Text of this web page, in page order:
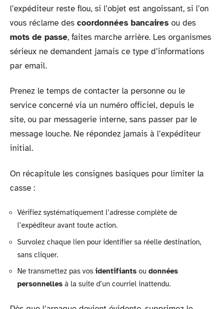
l’expéditeur reste flou, si l’objet est angoissant, si l’on
vous réclame des coordonnées bancaires ou des
mots de passe, faites marche arrière. Les organismes
sérieux ne demandent jamais ce type d’informations
par email.
Prenez le temps de contacter la personne ou le
service concerné via un numéro officiel, depuis le
site, ou par messagerie interne, sans passer par le
message louche. Ne répondez jamais à l’expéditeur
initial.
On récapitule les consignes basiques pour limiter la
casse :
Vérifiez systématiquement l’adresse complète de
l’expéditeur avant toute action.
Survolez chaque lien pour identifier sa réelle destination,
sans cliquer.
Ne transmettez pas vos identifiants ou données
personnelles à la suite d’un courriel inattendu.